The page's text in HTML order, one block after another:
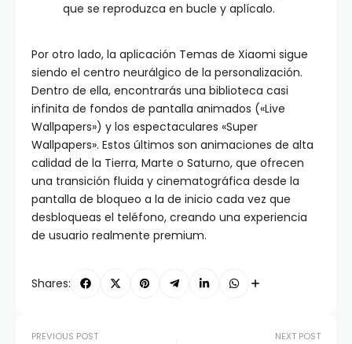
que se reproduzca en bucle y aplícalo.
Por otro lado, la aplicación Temas de Xiaomi sigue
siendo el centro neurálgico de la personalización.
Dentro de ella, encontrarás una biblioteca casi
infinita de fondos de pantalla animados («Live
Wallpapers») y los espectaculares «Super
Wallpapers». Estos últimos son animaciones de alta
calidad de la Tierra, Marte o Saturno, que ofrecen
una transición fluida y cinematográfica desde la
pantalla de bloqueo a la de inicio cada vez que
desbloqueas el teléfono, creando una experiencia
de usuario realmente premium.
Shares:
PREVIOUS POST NEXT POST